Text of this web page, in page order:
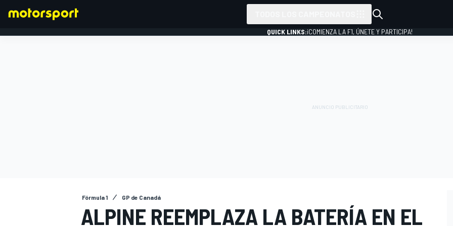
QUICK LINKS:¡COMIENZA LA F1, ÚNETE Y PARTICIPA!
Fórmula 1 GP de Canadá
ALPINE REEMPLAZA LA BATERÍA EN EL